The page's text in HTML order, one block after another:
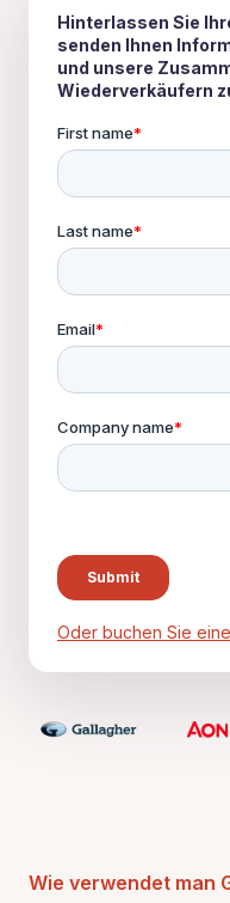
Hinterlassen Sie
senden Ihnen
und unsere
Wiederverkäufern
Oder buchen Sie
Wie verwendet man